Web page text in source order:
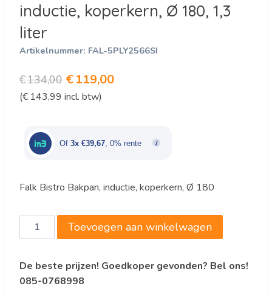
inductie, koperkern, Ø 180, 1,3
liter
Artikelnummer: FAL-5PLY2566SI
€134,00 Oorspronkelijke
prijs
€134,00.
€119,00Huidige
€119,00.
(€ 143,99 incl. btw)
Of 3x €39,67, 0% rente
Falk Bistro Bakpan, inductie, koperkern, Ø 180
Falk
Bistro
bol
model,
Toevoegen aan winkelwagen
De beste prijzen! Goedkoper gevonden? Bel ons!
085-0768998